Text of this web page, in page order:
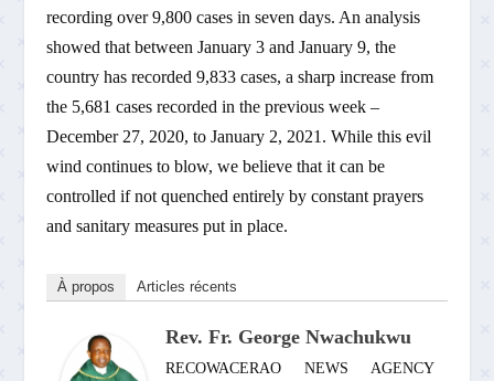
recording over 9,800 cases in seven days. An analysis
showed that between January 3 and January 9, the
country has recorded 9,833 cases, a sharp increase from
the 5,681 cases recorded in the previous week –
December 27, 2020, to January 2, 2021. While this evil
wind continues to blow, we believe that it can be
controlled if not quenched entirely by constant prayers
and sanitary measures put in place.
À propos Articles récents
Rev. Fr. George Nwachukwu
RECOWACERAO NEWS AGENCY